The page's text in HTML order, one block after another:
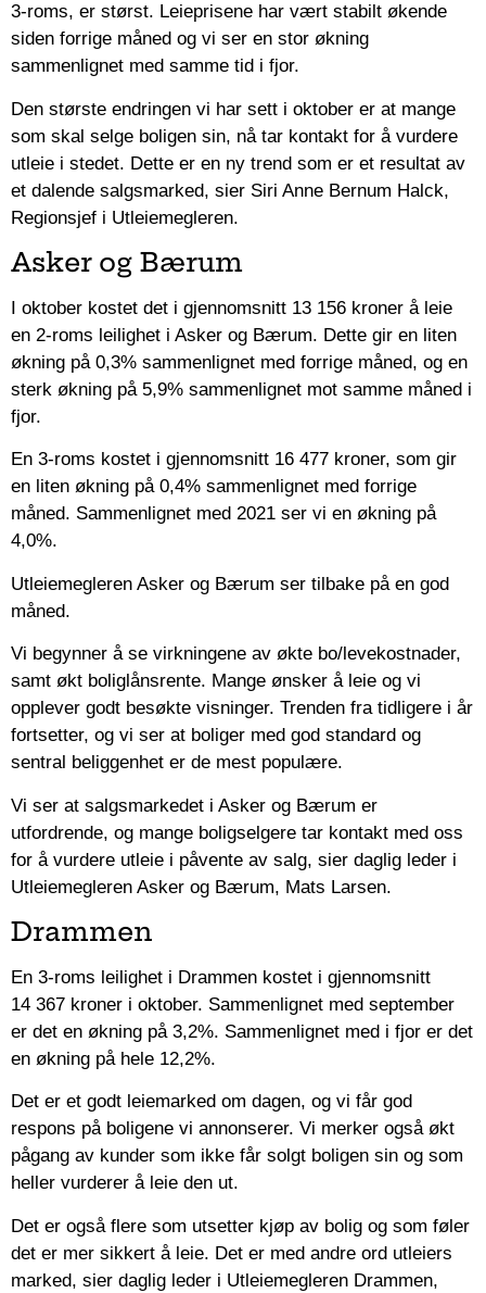
3-roms, er størst. Leieprisene har vært stabilt økende
siden forrige måned og vi ser en stor økning
sammenlignet med samme tid i fjor.
Den største endringen vi har sett i oktober er at mange
som skal selge boligen sin, nå tar kontakt for å vurdere
utleie i stedet. Dette er en ny trend som er et resultat av
et dalende salgsmarked, sier Siri Anne Bernum Halck,
Regionsjef i Utleiemegleren.
Asker og Bærum
I oktober kostet det i gjennomsnitt 13 156 kroner å leie
en 2-roms leilighet i Asker og Bærum. Dette gir en liten
økning på 0,3% sammenlignet med forrige måned, og en
sterk økning på 5,9% sammenlignet mot samme måned i
fjor.
En 3-roms kostet i gjennomsnitt 16 477 kroner, som gir
en liten økning på 0,4% sammenlignet med forrige
måned. Sammenlignet med 2021 ser vi en økning på
4,0%.
Utleiemegleren Asker og Bærum ser tilbake på en god
måned.
Vi begynner å se virkningene av økte bo/levekostnader,
samt økt boliglånsrente. Mange ønsker å leie og vi
opplever godt besøkte visninger. Trenden fra tidligere i år
fortsetter, og vi ser at boliger med god standard og
sentral beliggenhet er de mest populære.
Vi ser at salgsmarkedet i Asker og Bærum er
utfordrende, og mange boligselgere tar kontakt med oss
for å vurdere utleie i påvente av salg, sier daglig leder i
Utleiemegleren Asker og Bærum, Mats Larsen.
Drammen
En 3-roms leilighet i Drammen kostet i gjennomsnitt
14 367 kroner i oktober. Sammenlignet med september
er det en økning på 3,2%. Sammenlignet med i fjor er det
en økning på hele 12,2%.
Det er et godt leiemarked om dagen, og vi får god
respons på boligene vi annonserer. Vi merker også økt
pågang av kunder som ikke får solgt boligen sin og som
heller vurderer å leie den ut.
Det er også flere som utsetter kjøp av bolig og som føler
det er mer sikkert å leie. Det er med andre ord utleiers
marked, sier daglig leder i Utleiemegleren Drammen,